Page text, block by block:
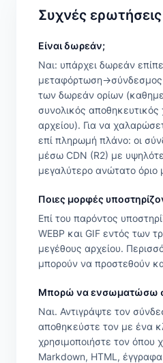
Συχνές ερωτήσεις
Είναι δωρεάν;
Ναι: υπάρχει δωρεάν
μεταφόρτωση→σύνδεσμος
των δωρεάν ορίων
συνολικός
αρχείου). Για να
επί πληρωμή πλάνο: οι
μέσω CDN (R2) με
μεγαλύτερο ανώτατο όριο
Ποιες μορφές
Επί του παρόντος
WEBP και GIF εντός των
μεγέθους αρχείου.
μπορούν να προστεθούν
Μπορώ να ενσωματώσω
Ναι. Αντιγράψτε τον
αποθηκεύστε τον με ένα
χρησιμοποιήστε τον όπου
Markdown, HTML,